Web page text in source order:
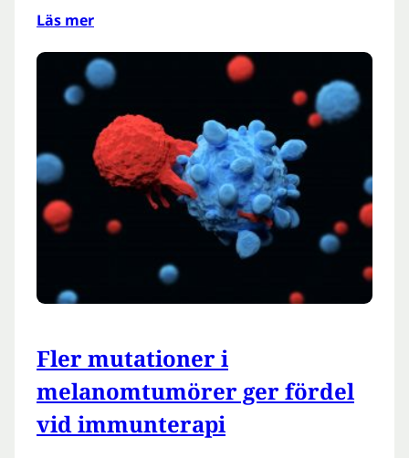
Läs mer
Fler mutationer i
melanomtumörer ger fördel
vid immunterapi